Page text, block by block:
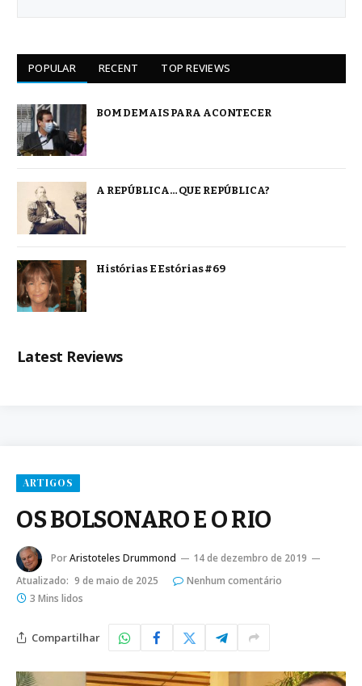
POPULAR RECENT TOP REVIEWS
BOM DEMAIS PARA ACONTECER
A REPÚBLICA… QUE REPÚBLICA?
Histórias E Estórias #69
Latest Reviews
ARTIGOS
OS BOLSONARO E O RIO
PorAristoteles Drummond
14 de dezembro de 2019
Atualizado: 9 de maio de 2025
Nenhum comentário
3 Mins lidos
Compartilhar